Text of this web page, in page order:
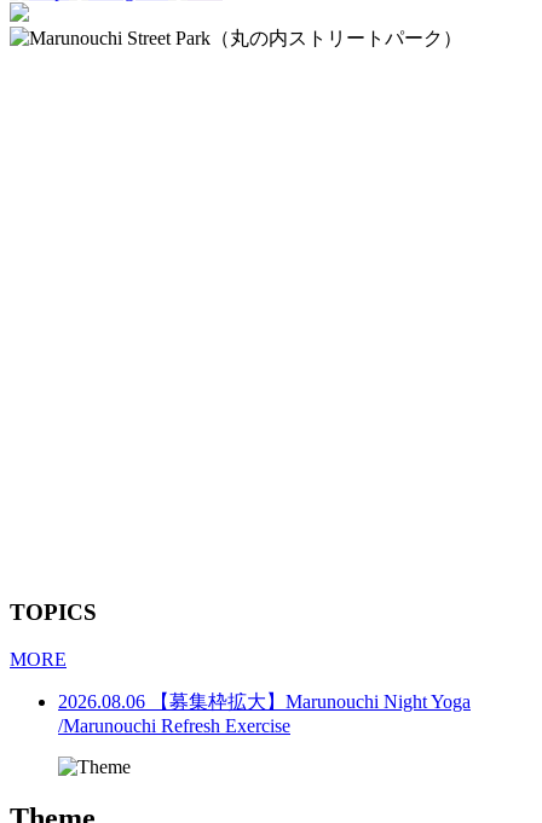
TOPICS
MORE
2026.08.06
【募集枠拡大】Marunouchi Night Yoga
/Marunouchi Refresh Exercise